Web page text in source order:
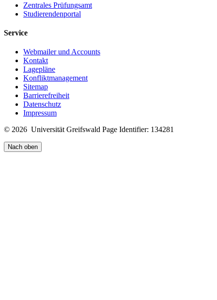
Zentrales Prüfungsamt
Studierendenportal
Service
Webmailer und Accounts
Kontakt
Lagepläne
Konfliktmanagement
Sitemap
Barrierefreiheit
Datenschutz
Impressum
© 2026 Universität Greifswald Page Identifier: 134281
Nach oben